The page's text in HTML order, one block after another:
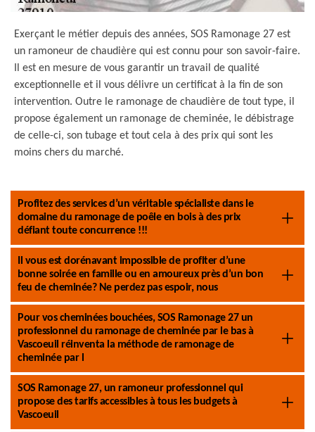
Exerçant le métier depuis des années, SOS Ramonage 27 est
un ramoneur de chaudière qui est connu pour son savoir-faire.
Il est en mesure de vous garantir un travail de qualité
exceptionnelle et il vous délivre un certificat à la fin de son
intervention. Outre le ramonage de chaudière de tout type, il
propose également un ramonage de cheminée, le débistrage
de celle-ci, son tubage et tout cela à des prix qui sont les
moins chers du marché.
Profitez des services d’un véritable spécialiste dans le
domaine du ramonage de poêle en bois à des prix
défiant toute concurrence !!!
Il vous est dorénavant impossible de profiter d’une
bonne soirée en famille ou en amoureux près d’un bon
feu de cheminée? Ne perdez pas espoir, nous
Pour vos cheminées bouchées, SOS Ramonage 27 un
professionnel du ramonage de cheminée par le bas à
Vascoeuil réinventa la méthode de ramonage de
cheminée par l
SOS Ramonage 27, un ramoneur professionnel qui
propose des tarifs accessibles à tous les budgets à
Vascoeuil